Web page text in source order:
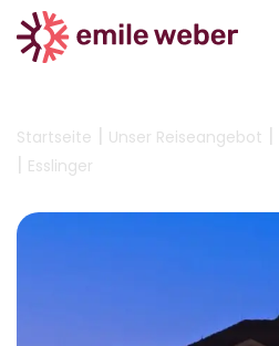
Startseite | Unser Reiseangebot |
| Esslinger